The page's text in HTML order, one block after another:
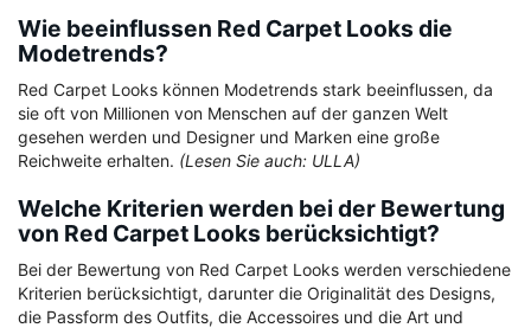
Wie beeinflussen Red Carpet Looks die
Modetrends?
Red Carpet Looks können Modetrends stark beeinflussen, da
sie oft von Millionen von Menschen auf der ganzen Welt
gesehen werden und Designer und Marken eine große
Reichweite erhalten. (Lesen Sie auch: ULLA)
Welche Kriterien werden bei der Bewertung
von Red Carpet Looks berücksichtigt?
Bei der Bewertung von Red Carpet Looks werden verschiedene
Kriterien berücksichtigt, darunter die Originalität des Designs,
die Passform des Outfits, die Accessoires und die Art und